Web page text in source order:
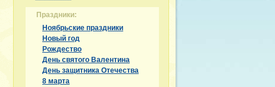
Праздники:
Ноябрьские праздники
Новый год
Рождество
День святого Валентина
День защитника Отечества
8 марта